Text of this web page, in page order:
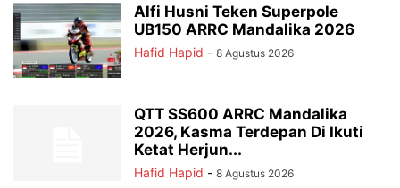
Alfi Husni Teken Superpole
UB150 ARRC Mandalika 2026
Hafid Hapid - 8 Agustus 2026
QTT SS600 ARRC Mandalika
2026, Kasma Terdepan Di Ikuti
Ketat Herjun...
Hafid Hapid - 8 Agustus 2026